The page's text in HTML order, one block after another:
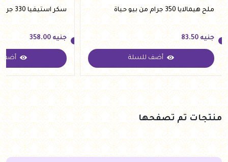
ملح هيمالايا 350 جرام من بيو حياة
جنيه
جنيه 83.50
أضف للسلة
سكر استيفيا 330 جرام من فيردي
جنيه
جنيه 358.00
أضف
منتجات تم تصفحها